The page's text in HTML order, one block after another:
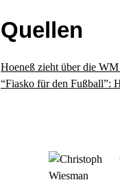
Quellen
Hoeneß zieht über die
“Fiasko für den Fußball”: